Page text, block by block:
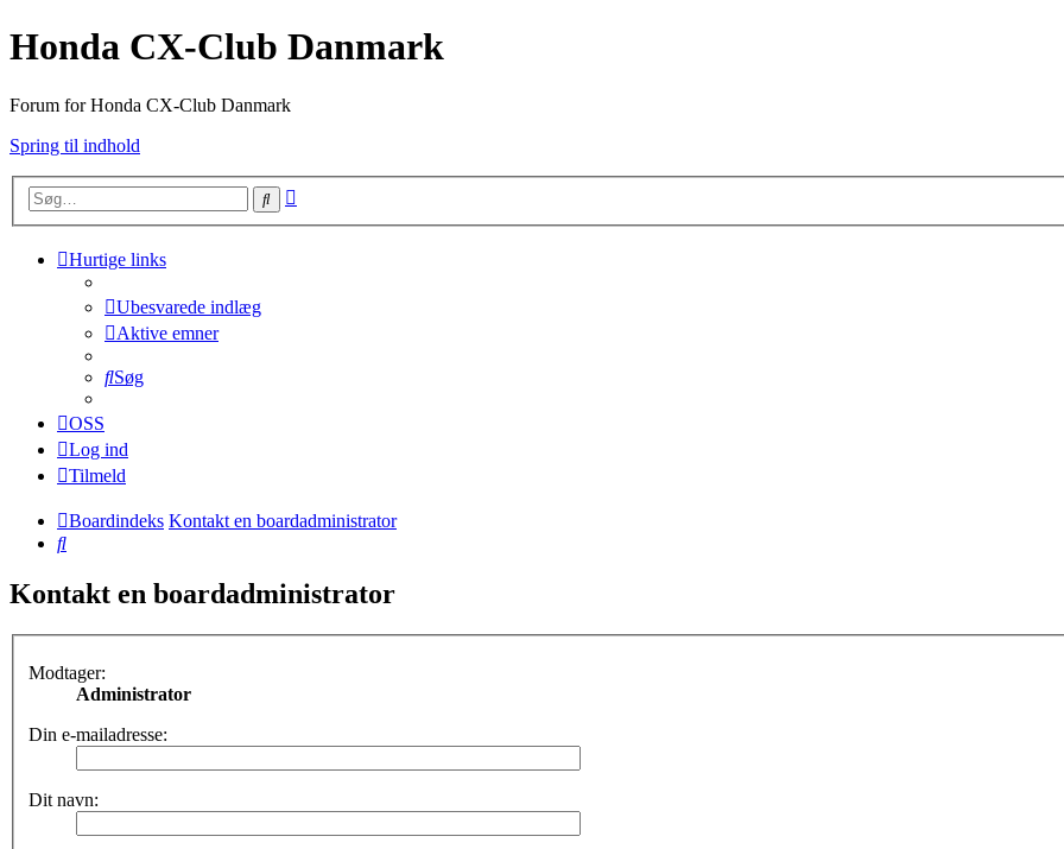
Honda CX-Club Danmark
Forum for Honda CX-Club Danmark
Spring til indhold
Søg
Hurtige links
Ubesvarede indlæg
Aktive emner
Søg
OSS
Log ind
Tilmeld
Boardindeks Kontakt en boardadministrator
Søg
Kontakt en boardadministrator
Modtager:
Administrator
Din e-mailadresse:
Dit navn: